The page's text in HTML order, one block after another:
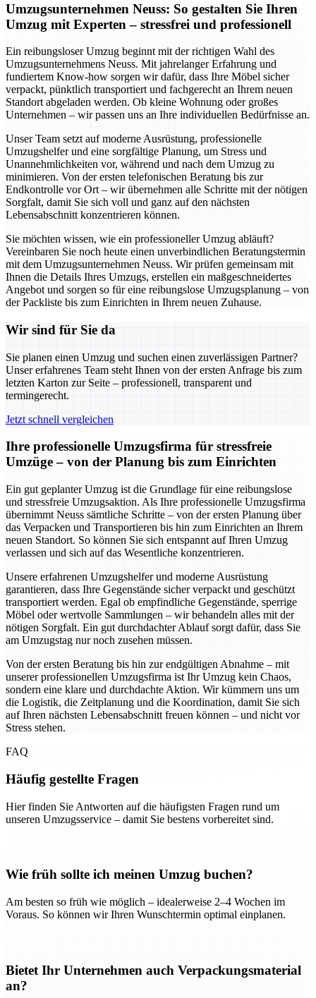
Umzugsunternehmen Neuss: So gestalten Sie Ihren
Umzug mit Experten – stressfrei und professionell
Ein reibungsloser Umzug beginnt mit der richtigen Wahl des
Umzugsunternehmens Neuss. Mit jahrelanger Erfahrung und
fundiertem Know-how sorgen wir dafür, dass Ihre Möbel sicher
verpackt, pünktlich transportiert und fachgerecht an Ihrem neuen
Standort abgeladen werden. Ob kleine Wohnung oder großes
Unternehmen – wir passen uns an Ihre individuellen Bedürfnisse an.
Unser Team setzt auf moderne Ausrüstung, professionelle
Umzugshelfer und eine sorgfältige Planung, um Stress und
Unannehmlichkeiten vor, während und nach dem Umzug zu
minimieren. Von der ersten telefonischen Beratung bis zur
Endkontrolle vor Ort – wir übernehmen alle Schritte mit der nötigen
Sorgfalt, damit Sie sich voll und ganz auf den nächsten
Lebensabschnitt konzentrieren können.
Sie möchten wissen, wie ein professioneller Umzug abläuft?
Vereinbaren Sie noch heute einen unverbindlichen Beratungstermin
mit dem Umzugsunternehmen Neuss. Wir prüfen gemeinsam mit
Ihnen die Details Ihres Umzugs, erstellen ein maßgeschneidertes
Angebot und sorgen so für eine reibungslose Umzugsplanung – von
der Packliste bis zum Einrichten in Ihrem neuen Zuhause.
Wir sind für Sie da
Sie planen einen Umzug und suchen einen zuverlässigen Partner?
Unser erfahrenes Team steht Ihnen von der ersten Anfrage bis zum
letzten Karton zur Seite – professionell, transparent und
termingerecht.
Jetzt schnell vergleichen
Ihre professionelle Umzugsfirma für stressfreie
Umzüge – von der Planung bis zum Einrichten
Ein gut geplanter Umzug ist die Grundlage für eine reibungslose
und stressfreie Umzugsaktion. Als Ihre professionelle Umzugsfirma
übernimmt Neuss sämtliche Schritte – von der ersten Planung über
das Verpacken und Transportieren bis hin zum Einrichten an Ihrem
neuen Standort. So können Sie sich entspannt auf Ihren Umzug
verlassen und sich auf das Wesentliche konzentrieren.
Unsere erfahrenen Umzugshelfer und moderne Ausrüstung
garantieren, dass Ihre Gegenstände sicher verpackt und geschützt
transportiert werden. Egal ob empfindliche Gegenstände, sperrige
Möbel oder wertvolle Sammlungen – wir behandeln alles mit der
nötigen Sorgfalt. Ein gut durchdachter Ablauf sorgt dafür, dass Sie
am Umzugstag nur noch zusehen müssen.
Von der ersten Beratung bis hin zur endgültigen Abnahme – mit
unserer professionellen Umzugsfirma ist Ihr Umzug kein Chaos,
sondern eine klare und durchdachte Aktion. Wir kümmern uns um
die Logistik, die Zeitplanung und die Koordination, damit Sie sich
auf Ihren nächsten Lebensabschnitt freuen können – und nicht vor
Stress stehen.
FAQ
Häufig gestellte Fragen
Hier finden Sie Antworten auf die häufigsten Fragen rund um
unseren Umzugsservice – damit Sie bestens vorbereitet sind.
Wie früh sollte ich meinen Umzug buchen?
Am besten so früh wie möglich – idealerweise 2–4 Wochen im
Voraus. So können wir Ihren Wunschtermin optimal einplanen.
Bietet Ihr Unternehmen auch Verpackungsmaterial
an?